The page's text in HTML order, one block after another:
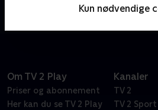
Kun nødvendige
ordspil. Bare spørg den
Om TV 2 Play
Priser og abonnement
Her kan du se TV 2 Play
Kanaler
TV 2
TV 2 Sport